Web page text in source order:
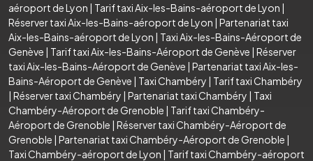
aéroport de Lyon | Tarif taxi Aix-les-Bains-aéroport de Lyon |
Réserver taxi Aix-les-Bains-aéroport de Lyon | Partenariat taxi
Aix-les-Bains-aéroport de Lyon | Taxi Aix-les-Bains-Aéroport de
Genève | Tarif taxi Aix-les-Bains-Aéroport de Genève | Réserver
taxi Aix-les-Bains-Aéroport de Genève | Partenariat taxi Aix-les-
Bains-Aéroport de Genève | Taxi Chambéry | Tarif taxi Chambéry
| Réserver taxi Chambéry | Partenariat taxi Chambéry | Taxi
Chambéry-Aéroport de Grenoble | Tarif taxi Chambéry-
Aéroport de Grenoble | Réserver taxi Chambéry-Aéroport de
Grenoble | Partenariat taxi Chambéry-Aéroport de Grenoble |
Taxi Chambéry-aéroport de Lyon | Tarif taxi Chambéry-aéroport